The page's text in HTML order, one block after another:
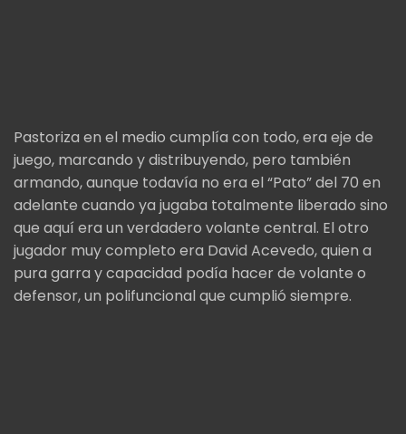
Pastoriza en el medio cumplía con todo, era eje de
juego, marcando y distribuyendo, pero también
armando, aunque todavía no era el “Pato” del 70 en
adelante cuando ya jugaba totalmente liberado sino
que aquí era un verdadero volante central. El otro
jugador muy completo era David Acevedo, quien a
pura garra y capacidad podía hacer de volante o
defensor, un polifuncional que cumplió siempre.